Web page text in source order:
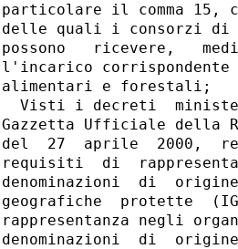
particolare il comma
delle quali i consorzi di
possono   ricevere,
l'incarico
alimentari e forestali;
Visti i decreti
Gazzetta Ufficiale della
del  27  aprile  2000,
requisiti  di
denominazioni  di
geografiche  protette
rappresentanza negli
denominazioni  di